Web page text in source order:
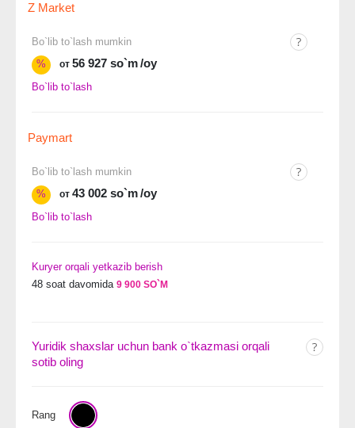
Z Market
Bo`lib to`lash mumkin
%
от 56 927 so`m/oy
Bo`lib to`lash
Paymart
Bo`lib to`lash mumkin
%
от 43 002 so`m/oy
Bo`lib to`lash
Kuryer orqali yetkazib berish
48 soat davomida 9 900 SO`M
Yuridik shaxslar uchun bank o`tkazmasi orqali
sotib oling
Rang